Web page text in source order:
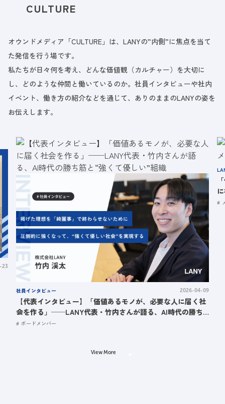
CULTURE
オウンドメディア「CULTURE」は、LANYの”内側”に焦点を当て
た発信を行う場です。
私たちが日々何を考え、どんな価値観（カルチャー）を大切に
し、どのような仲間と働いているのか。社員インタビューや社内
イベント、働き方の紹介などを通じて、ありのままのLANYの姿を
お伝えします。
23
社員インタビュー 2026-04-09
【代表インタビュー】「価値あるモノが、必要な人に届く社
会を作る」──LANY代表・竹内さんが語る、AI時代の勝ち
筋と“強くて優しい”組織
ボードメンバー
View More